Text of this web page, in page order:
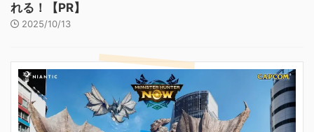
れる！【PR】
2025/10/13